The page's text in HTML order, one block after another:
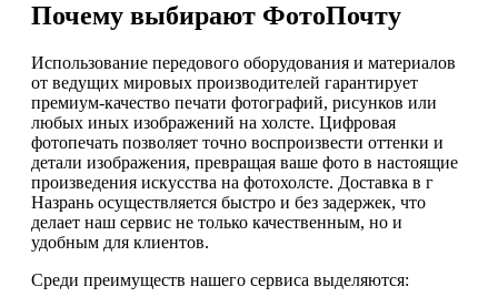
Почему выбирают ФотоПочту
Использование передового оборудования и материалов
от ведущих мировых производителей гарантирует
премиум-качество печати фотографий, рисунков или
любых иных изображений на холсте. Цифровая
фотопечать позволяет точно воспроизвести оттенки и
детали изображения, превращая ваше фото в настоящие
произведения искусства на фотохолсте. Доставка в г
Назрань осуществляется быстро и без задержек, что
делает наш сервис не только качественным, но и
удобным для клиентов.
Среди преимуществ нашего сервиса выделяются: